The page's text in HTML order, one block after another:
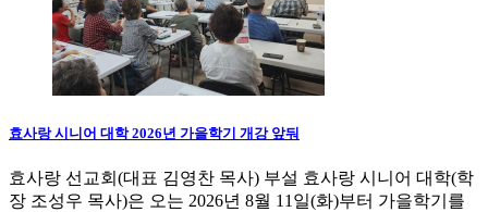
효사랑 시니어 대학 2026년 가을학기 개강 앞둬
효사랑 선교회(대표 김영찬 목사) 부설 효사랑 시니어 대학(학
장 조성우 목사)은 오는 2026년 8월 11일(화)부터 가을학기를